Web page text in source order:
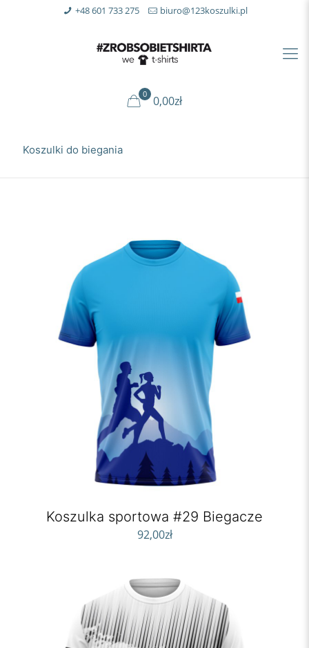
+48 601 733 275 biuro@123koszulki.pl
0 0,00zł
Koszulki do biegania
Koszulka sportowa #29 Biegacze
92,00zł